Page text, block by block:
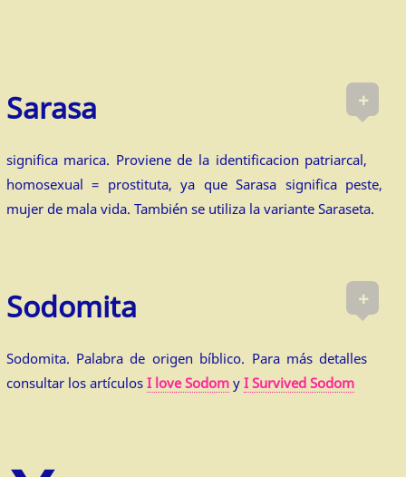
+
Sarasa
significa marica. Proviene de la identificacion patriarcal,
homosexual = prostituta, ya que Sarasa significa peste,
mujer de mala vida. También se utiliza la variante Saraseta.
+
Sodomita
Sodomita. Palabra de origen bíblico. Para más detalles
consultar los artículos I love Sodomy I Survived Sodom